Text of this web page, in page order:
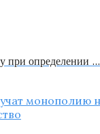
при определении …